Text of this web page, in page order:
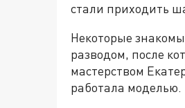
стали приходить
Некоторые
разводом, после
мастерством
работала моделью.